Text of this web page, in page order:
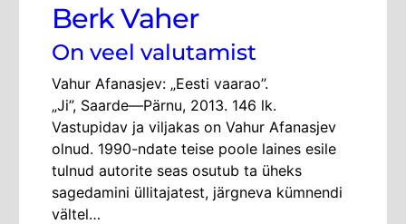
Berk Vaher
On veel valutamist
Vahur Afanasjev: „Eesti vaarao”.
„Ji”, Saarde—Pärnu, 2013. 146 lk.
Vastupidav ja viljakas on Vahur Afanasjev
olnud. 1990-ndate teise poole laines esile
tulnud autorite seas osutub ta üheks
sagedamini üllitajatest, järgneva kümnendi
vältel…